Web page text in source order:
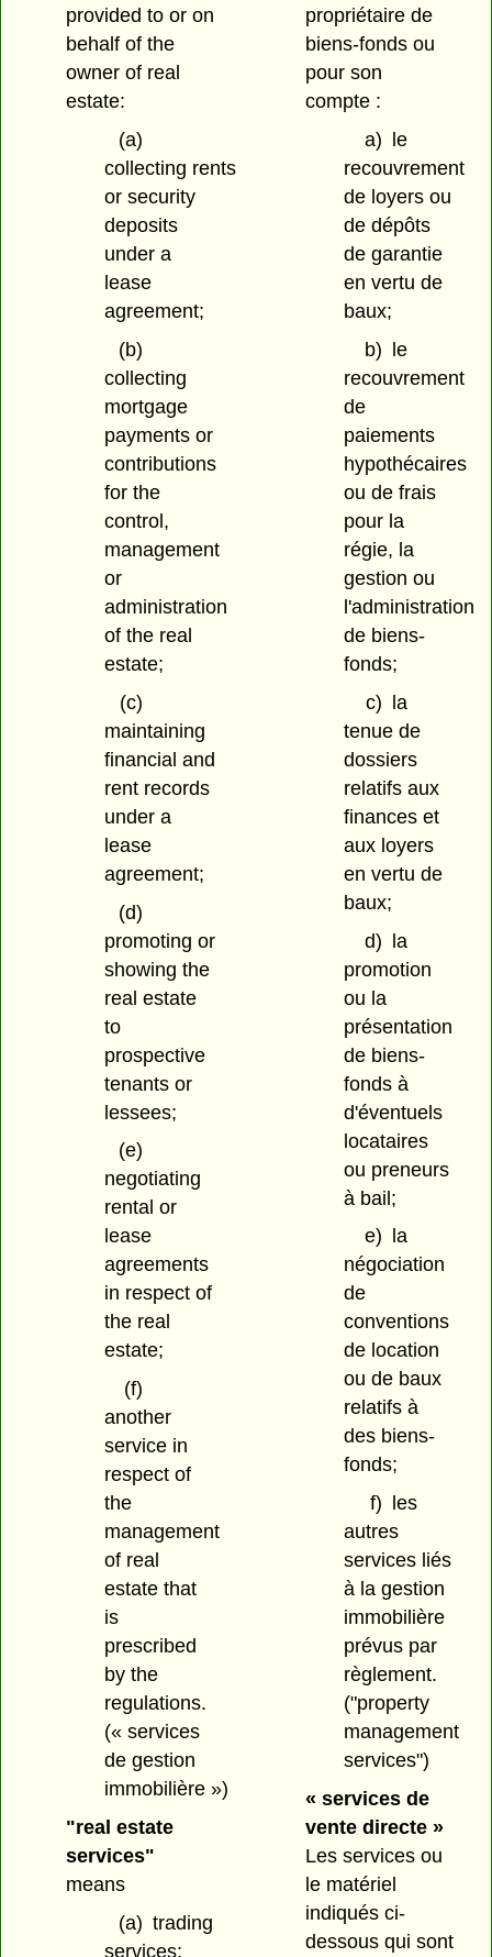
provided to or on
behalf of the
owner of real
estate:
(a)
collecting rents
or security
deposits
under a
lease
agreement;
(b)
collecting
mortgage
payments or
contributions
for the
control,
management
or
administration
of the real
estate;
(c)
maintaining
financial and
rent records
under a
lease
agreement;
(d)
promoting or
showing the
real estate
to
prospective
tenants or
lessees;
(e)
negotiating
rental or
lease
agreements
in respect of
the real
estate;
(f)
another
service in
respect of
the
management
of real
estate that
is
prescribed
by the
regulations.
(« services
de gestion
immobilière »)
"real estate
services"
means
(a) trading
services;
propriétaire de
biens-fonds ou
pour son
compte :
a)
le
recouvrement
de loyers ou
de dépôts
de garantie
en vertu de
baux;
b) le
recouvrement
de
paiements
hypothécaires
ou de frais
pour la
régie, la
gestion ou
l'administration
de biens-
fonds;
c) la
tenue de
dossiers
relatifs aux
finances et
aux loyers
en vertu de
baux;
d) la
promotion
ou la
présentation
de biens-
fonds à
d'éventuels
locataires
ou preneurs
à bail;
e)
la
négociation
de
conventions
de location
ou de baux
relatifs à
des biens-
fonds;
f)
les
autres
services liés
à la gestion
immobilière
prévus par
règlement.
("property
management
services")
« services de
vente directe »
Les services ou
le matériel
indiqués ci-
dessous qui sont